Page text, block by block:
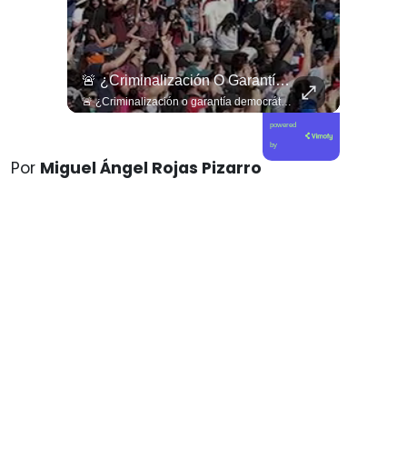
🚨 ¿Criminalización O Garantía Democrática?
🚨 ¿Criminalización o garantía democrática? Claudio Nash advierte la falta de resguardo al derecho a la protesta en Chile. 🇨🇱📜 En este nuevo capítulo de Sentido Común, conversamos con el abogado y doctor en Derecho Claudio Nash para analizar el estatus real de las manifestaciones públicas en nuestro país. Nash expone cómo la protesta social sigue siendo abordada desde una lógica de orden público y control policial antes que como un derecho humano fundamental que deba ser protegido por el Estado, restringiendo la movilización ciudadana y dejando a los manifestantes expuestos a criterios discrecionales y un sesgo punitivo. 🎙️🏛️ 🎥 ¡Un debate urgente sobre derechos humanos, democracia y libertad de expresión que ya está disponible! Revisa la entrevista completa en nuestro canal de YouTube. 🔗 Ve al enlace en nuestra biografía, suscríbete para sumarte a la comunidad y déjanos tu opinión en los comentarios: ¿consideras que en Chile se respeta de forma plena el derecho a protestar? 💬👇🏼
powered
by
Por Miguel Ángel Rojas Pizarro